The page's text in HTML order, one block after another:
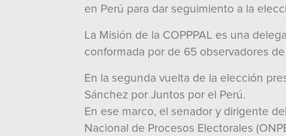
en Perú para dar seguimiento a la
La Misión de la COPPPAL es una
conformada por de 65 observadores
En la segunda vuelta de la elección
Sánchez por Juntos por el Perú.
En ese marco, el senador y dirigente
Nacional de Procesos Electorales